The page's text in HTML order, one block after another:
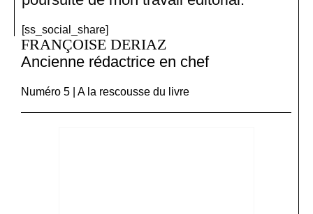
[ss_social_share]
FRANÇOISE DERIAZ
Ancienne rédactrice en chef
Numéro 5 | A la rescousse du livre